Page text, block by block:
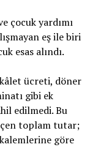
çocuk yardımı
eş ile biri
esas alındı.
ücreti, döner
gibi ek
edilmedi. Bu
toplam tutar;
göre